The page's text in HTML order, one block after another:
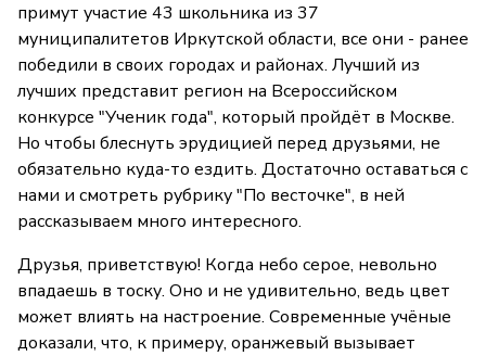
примут участие 43 школьника из 37
муниципалитетов Иркутской области, все они - ранее
победили в своих городах и районах. Лучший из
лучших представит регион на Всероссийском
конкурсе "Ученик года", который пройдёт в Москве.
Но чтобы блеснуть эрудицией перед друзьями, не
обязательно куда-то ездить. Достаточно оставаться с
нами и смотреть рубрику "По весточке", в ней
рассказываем много интересного.
Друзья, приветствую! Когда небо серое, невольно
впадаешь в тоску. Оно и не удивительно, ведь цвет
может влиять на настроение. Современные учёные
доказали, что, к примеру, оранжевый вызывает